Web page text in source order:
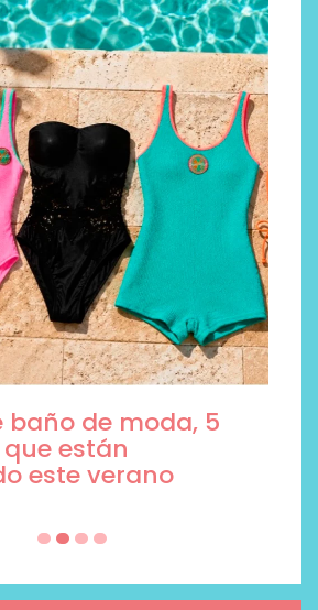
baño de moda, 5
están
este verano